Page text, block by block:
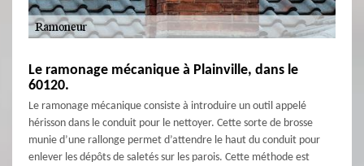
Le ramonage mécanique à Plainville, dans le
60120.
Le ramonage mécanique consiste à introduire un outil appelé
hérisson dans le conduit pour le nettoyer. Cette sorte de brosse
munie d’une rallonge permet d’attendre le haut du conduit pour
enlever les dépôts de saletés sur les parois. Cette méthode est